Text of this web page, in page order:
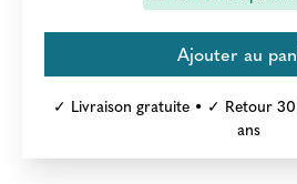
✓ Livraison gratuite • ✓ Retour
ans